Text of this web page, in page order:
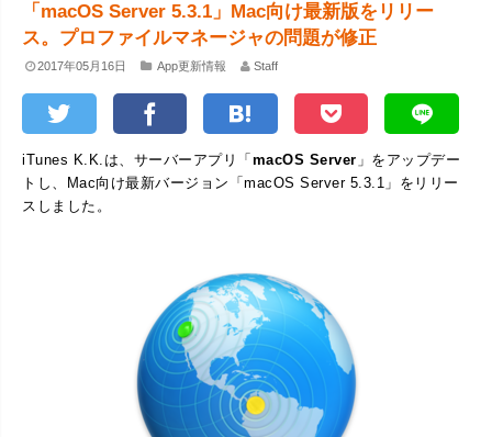
「macOS Server 5.3.1」Mac向け最新版をリリー
ス。プロファイルマネージャの問題が修正
2017年05月16日 App更新情報 Staff
iTunes K.K.は、サーバーアプリ「macOS Server 」をアップデー
トし、Mac向け最新バージョン「macOS Server 5.3.1」をリリー
スしました。